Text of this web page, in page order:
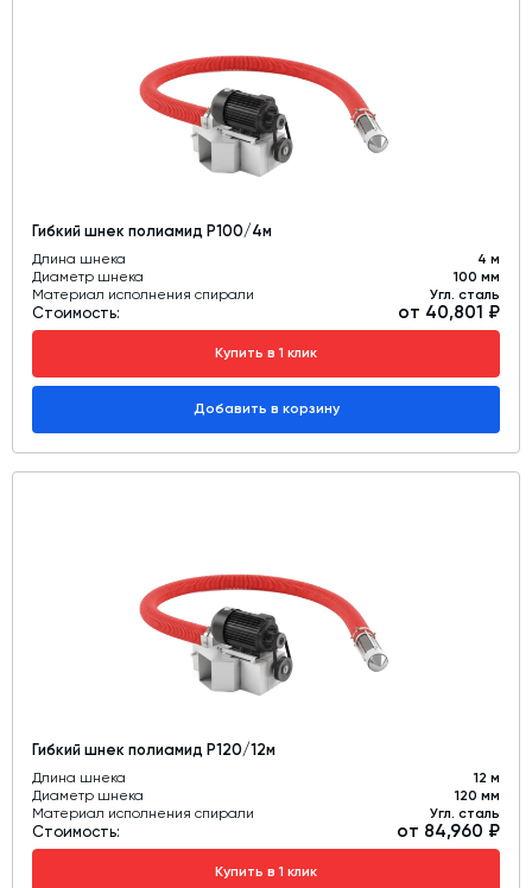
Гибкий шнек полиамид Р100/4м
Длина шнека
4 м
Диаметр шнека
100 мм
Материал исполнения спирали
Угл. сталь
Стоимость: от 40,801 ₽
Купить в 1 клик
Добавить в корзину
Гибкий шнек полиамид Р120/12м
Длина шнека
12 м
Диаметр шнека
120 мм
Материал исполнения спирали
Угл. сталь
Стоимость: от 84,960 ₽
Купить в 1 клик